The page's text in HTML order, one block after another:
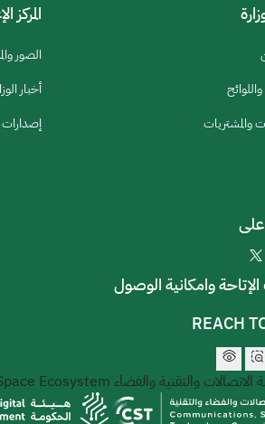
والمشتريات
المركز
الصور
أخبار
إصدارات
على
وامكانية الوصول
REACH
الاتصالات والتقنية والفضاء Ecosystem